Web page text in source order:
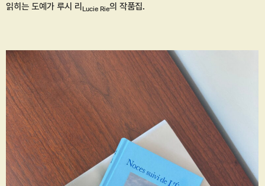
읽히는 도예가 루시 리 Lucie Rie의 작품집.